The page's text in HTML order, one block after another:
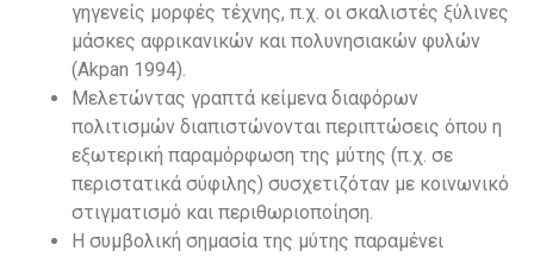
γηγενείς μορφές τέχνης, π.χ. οι σκαλιστές ξύλινες
μάσκες αφρικανικών και πολυνησιακών φυλών
(Akpan 1994).
Μελετώντας γραπτά κείμενα διαφόρων
πολιτισμών διαπιστώνονται περιπτώσεις όπου η
εξωτερική παραμόρφωση της μύτης (π.χ. σε
περιστατικά σύφιλης) συσχετιζόταν με κοινωνικό
στιγματισμό και περιθωριοποίηση.
Η συμβολική σημασία της μύτης παραμένει